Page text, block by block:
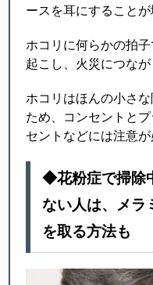
ースを耳にすることが
ホコリに何らかの拍
起こし、火災につなが
ホコリはほんの小さ
ため、コンセントと
セントなどには注意が
◆花粉症で掃除
ない人は、メラ
を取る方法も